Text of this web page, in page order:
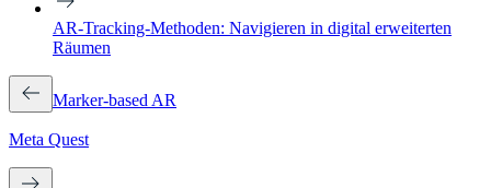
AR-Tracking-Methoden: Navigieren in digital erweiterten
Räumen
Marker-based AR
Meta Quest